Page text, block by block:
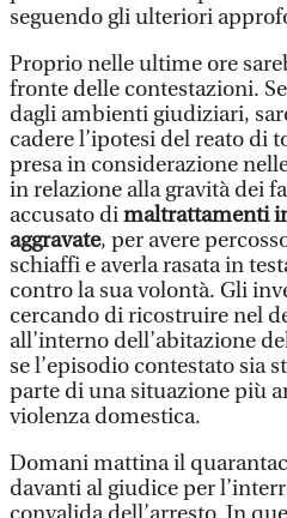
seguendo gli ulteriori
Proprio nelle ultime ore
fronte delle contestazioni.
dagli ambienti giudiziari,
cadere l’ipotesi del reato di
presa in considerazione
in relazione alla gravità dei
accusato dimaltrattamenti
aggravate, per avere
schiaffi e averla rasata in
contro la sua volontà. Gli
cercando di ricostruire nel
all’interno dell’abitazione
se l’episodio contestato sia
parte di una situazione più
violenza domestica.
Domani mattina il
davanti al giudice per